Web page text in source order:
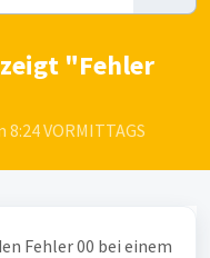
"Fehler
VORMITTAGS
Fehler 00 bei einem